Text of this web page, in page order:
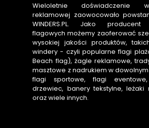
Wieloletnie doświadczenie
reklamowej zaowocowało
WINDERS.PL. Jako producent
flagowych możemy zaoferować
wysokiej jakości produktów,
windery - czyli popularne flagi
Beach flag), żagle reklamowe,
masztowe z nadrukiem w
flagi sportowe, flagi
drzewiec, banery tekstylne, leżaki
oraz wiele innych.